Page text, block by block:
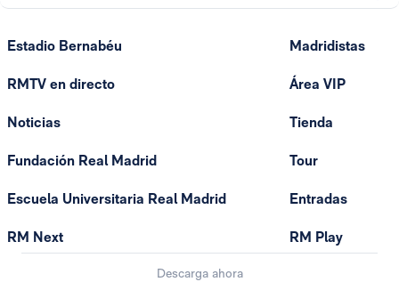
Estadio Bernabéu
RMTV en directo
Noticias
Fundación Real Madrid
Escuela Universitaria Real Madrid
RM Next
Madridistas
Área VIP
Tienda
Tour
Entradas
RM Play
Descarga ahora